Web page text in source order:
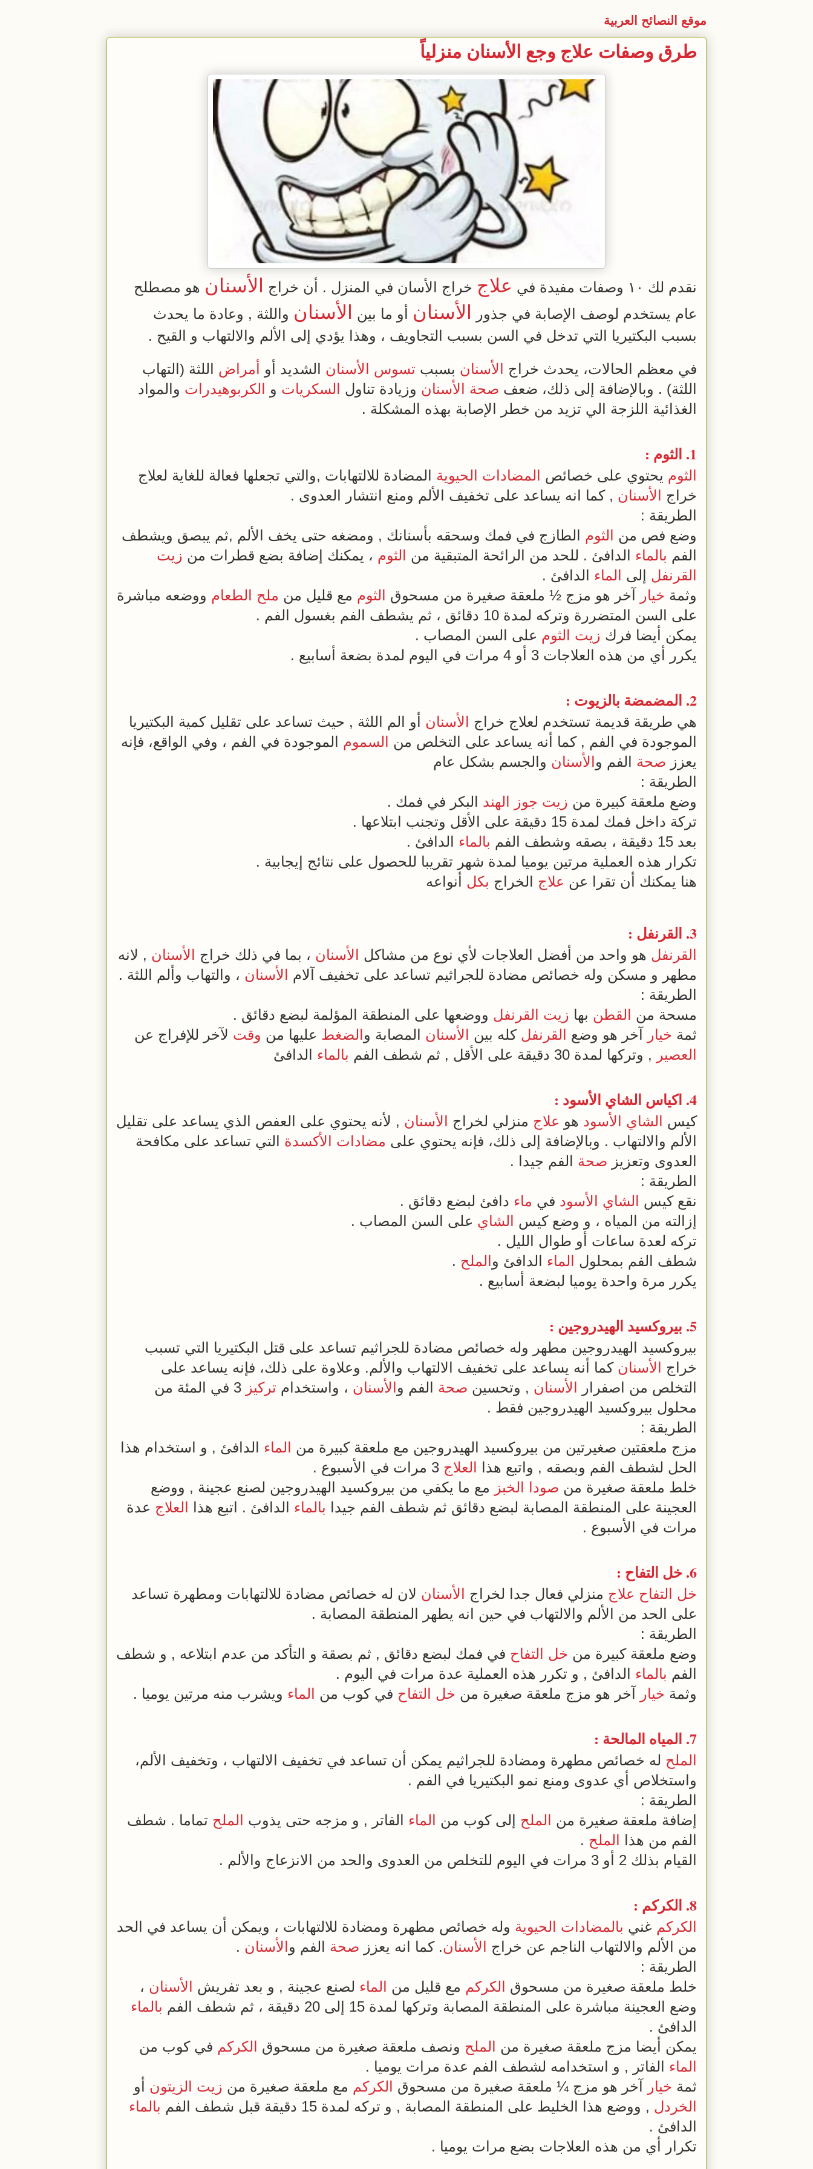
موقع النصائح العربية
طرق وصفات علاج وجع الأسنان منزلياً
نقدم لك ١٠ وصفات مفيدة في علاج خراج الأسان في المنزل . أن خراج الأسنان هو مصطلح
عام يستخدم لوصف الإصابة في جذور
الأسنان أو ما بين الأسنان واللثة , وعادة ما يحدث
بسبب البكتيريا التي تدخل في السن بسبب التجاويف ، وهذا يؤدي إلى الألم والالتهاب و القيح .
في معظم الحالات، يحدث خراج الأسنان بسبب تسوس الأسنان الشديد أو أمراض اللثة (التهاب
اللثة) . وبالإضافة إلى ذلك، ضعف صحة الأسنان وزيادة تناول السكريات و الكربوهيدرات والمواد
الغذائية اللزجة الي تزيد من خطر الإصابة بهذه المشكلة .
1. الثوم :
الثوم يحتوي على خصائص المضادات الحيوية المضادة للالتهابات ,والتي تجعلها فعالة للغاية لعلاج
خراج
الأسنان , كما انه يساعد على تخفيف الألم ومنع انتشار العدوى .
الطريقة :
وضع فص من
الثوم الطازج في فمك وسحقه بأسنانك , ومضغه حتى يخف الألم ,ثم يبصق ويشطف
الفم بالماء الدافئ . للحد من الرائحة المتبقية من الثوم ، يمكنك إضافة بضع قطرات من زيت
القرنفل إلى الماء الدافئ .
وثمة خيار آخر هو مزج ½ ملعقة صغيرة من مسحوق الثوم مع قليل من ملح الطعام ووضعه مباشرة
على السن المتضررة وتركه لمدة 10 دقائق ، ثم يشطف الفم بغسول الفم .
يمكن أيضا فرك زيت الثوم على السن المصاب .
يكرر أي من هذه العلاجات 3 أو 4 مرات في اليوم لمدة بضعة أسابيع .
2. المضمضة بالزيوت :
هي طريقة قديمة تستخدم لعلاج خراج الأسنان أو الم اللثة , حيث تساعد على تقليل كمية البكتيريا
الموجودة في الفم , كما أنه يساعد على التخلص من
السموم الموجودة في الفم ، وفي الواقع، فإنه
يعزز صحة الفم و الأسنان والجسم بشكل عام
الطريقة :
وضع ملعقة كبيرة من زيت جوز الهند البكر في فمك .
تركة داخل فمك لمدة 15 دقيقة على الأقل وتجنب ابتلاعها .
بعد 15 دقيقة ، بصقه وشطف الفم
بالماء الدافئ .
تكرار هذه العملية مرتين يوميا لمدة شهر تقريبا للحصول على نتائج إيجابية .
هنا يمكنك أن تقرا عن علاج الخراج بكل أنواعه
3. القرنفل :
القرنفل هو واحد من أفضل العلاجات لأي نوع من مشاكل الأسنان ، بما في ذلك خراج الأسنان , لانه
مطهر و مسكن وله خصائص مضادة للجراثيم تساعد على تخفيف آلام
الأسنان ، والتهاب وألم اللثة .
الطريقة :
مسحة من
القطن بها زيت القرنفل ووضعها على المنطقة المؤلمة لبضع دقائق .
ثمة خيار آخر هو وضع القرنفل كله بين الأسنان المصابة و الضغط عليها من وقت لآخر للإفراج عن
العصير , وتركها لمدة 30 دقيقة على الأقل , ثم شطف الفم بالماء الدافئ
4. اكياس الشاي الأسود :
كيس الشاي الأسود هو علاج منزلي لخراج الأسنان , لأنه يحتوي على العفص الذي يساعد على تقليل
الألم والالتهاب . وبالإضافة إلى ذلك، فإنه يحتوي على مضادات الأكسدة التي تساعد على مكافحة
العدوى وتعزيز صحة الفم جيدا .
الطريقة :
نقع كيس
الشاي الأسود في ماء دافئ لبضع دقائق .
إزالته من المياه ، و وضع كيس
الشاي على السن المصاب .
تركه لعدة ساعات أو طوال الليل .
شطف الفم بمحلول
الماء الدافئ و الملح .
يكرر مرة واحدة يوميا لبضعة أسابيع .
5. بيروكسيد الهيدروجين :
بيروكسيد الهيدروجين مطهر وله خصائص مضادة للجراثيم تساعد على قتل البكتيريا التي تسبب
خراج
الأسنان كما أنه يساعد على تخفيف الالتهاب والألم. وعلاوة على ذلك، فإنه يساعد على
التخلص من اصفرار
الأسنان , وتحسين صحة الفم و الأسنان ، واستخدام تركيز
3 في المئة من
محلول بيروكسيد الهيدروجين فقط .
الطريقة :
مزج ملعقتين صغيرتين من بيروكسيد الهيدروجين مع ملعقة كبيرة من
الماء الدافئ , و استخدام هذا
الحل لشطف الفم وبصقه , واتبع هذا
العلاج
خلط ملعقة صغيرة من صودا الخبز مع ما يكفي من بيروكسيد الهيدروجين لصنع عجينة , ووضع
العجينة على المنطقة المصابة لبضع دقائق ثم شطف الفم جيدا بالماء الدافئ . اتبع هذا العلاج عدة
مرات في الأسبوع .
6. خل التفاح :
خل التفاح علاج منزلي فعال جدا لخراج الأسنان لان له خصائص مضادة للالتهابات ومطهرة تساعد
على الحد من الألم والالتهاب في حين انه يطهر المنطقة المصابة .
الطريقة :
وضع ملعقة كبيرة من خل التفاح في فمك لبضع دقائق , ثم بصقة و التأكد من عدم ابتلاعه , و شطف
الفم بالماء الدافئ , و تكرر هذه العملية عدة مرات في اليوم .
وثمة خيار آخر هو مزج ملعقة صغيرة من خل التفاح في كوب من الماء ويشرب منه مرتين يوميا .
7. المياه المالحة :
الملح له خصائص مطهرة ومضادة للجراثيم يمكن أن تساعد في تخفيف الالتهاب ، وتخفيف الألم،
واستخلاص أي عدوى ومنع نمو البكتيريا في الفم .
الطريقة :
إضافة ملعقة صغيرة من
الملح إلى كوب من الماء الفاتر , و مزجه حتى يذوب الملح تماما . شطف
الفم من هذا
الملح .
القيام بذلك 2 أو 3 مرات في اليوم للتخلص من العدوى والحد من الانزعاج والألم .
8. الكركم :
الكركم غني بالمضادات الحيوية وله خصائص مطهرة ومضادة للالتهابات ، ويمكن أن يساعد في الحد
من الألم والالتهاب الناجم عن خراج
الأسنان. كما انه يعزز صحة الفم و الأسنان .
الطريقة :
خلط ملعقة صغيرة من مسحوق
الكركم مع قليل من الماء لصنع عجينة , و بعد تفريش الأسنان ،
وضع العجينة مباشرة على المنطقة المصابة وتركها لمدة 15 إلى 20 دقيقة ، ثم شطف الفم
بالماء
الدافئ .
يمكن أيضا مزج ملعقة صغيرة من
الملح ونصف ملعقة صغيرة من مسحوق الكركم في كوب من
الماء الفاتر , و استخدامه لشطف الفم عدة مرات يوميا .
ثمة خيار آخر هو مزج ¼ ملعقة صغيرة من مسحوق الكركم مع ملعقة صغيرة من زيت الزيتون أو
الخردل , ووضع هذا الخليط على المنطقة المصابة , و تركه لمدة 15 دقيقة قبل شطف الفم
بالماء
الدافئ .
تكرار أي من هذه العلاجات بضع مرات يوميا .